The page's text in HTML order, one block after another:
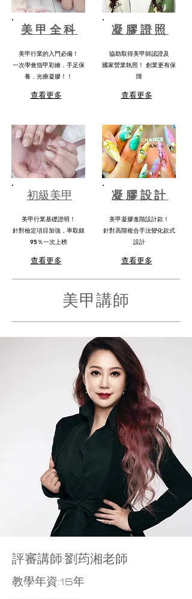
美甲全科
美甲行業的入門必備！
一次學會指甲彩繪．手足保
養．光療凝膠！！
查看更多
​初級美甲
美甲行業基礎證明！
針對檢定項目加強，率取錄
95％一次上榜
查看更多
凝膠證照
協助取得美甲師認證及
國家營業執照！ 創業更有保
障
查看更多
凝膠設計
美甲凝膠進階設計款！
針對高階複合手法變化款式
設計
查看更多
美甲講師
​評審講師:劉荺湘老師
教學年資:15年